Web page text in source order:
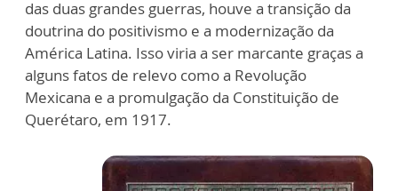
das duas grandes guerras, houve a transição da
doutrina do positivismo e a modernização da
América Latina. Isso viria a ser marcante graças a
alguns fatos de relevo como a Revolução
Mexicana e a promulgação da Constituição de
Querétaro, em 1917.